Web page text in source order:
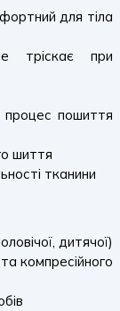
для тіла
тріскає при
процес пошиття
шиття
тканини
дитячої)
компресійного